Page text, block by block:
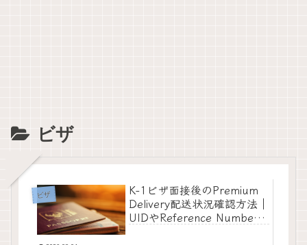
ビザ
ビザ
K-1ビザ面接後のPremium
Delivery配送状況確認方法｜
UIDやReference Number